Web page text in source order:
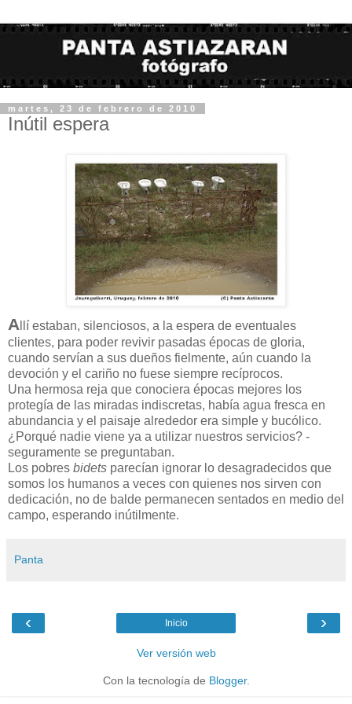
martes, 23 de febrero de 2010
Inútil espera
A llí estaban, silenciosos, a la espera de eventuales
clientes, para poder revivir pasadas épocas de gloria,
cuando servían a sus dueños fielmente, aún cuando la
devoción y el cariño no fuese siempre recíprocos.
Una hermosa reja que conociera épocas mejores los
protegía de las miradas indiscretas, había agua fresca en
abundancia y el paisaje alrededor era simple y bucólico.
¿Porqué nadie viene ya a utilizar nuestros servicios? -
seguramente se preguntaban.
Los pobres bidets parecían ignorar lo desagradecidos que
somos los humanos a veces con quienes nos sirven con
dedicación, no de balde permanecen sentados en medio del
campo, esperando inútilmente.
Panta
‹ ›
Inicio
Ver versión web
Con la tecnología de Blogger.